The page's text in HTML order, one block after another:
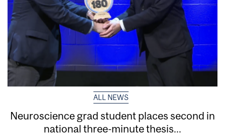
ALL NEWS
Neuroscience grad student places second in
national three-minute thesis...